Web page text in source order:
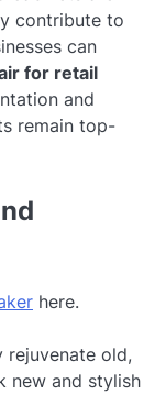
contribute to
can
for retail
and
remain top-
here.
rejuvenate old,
new and stylish